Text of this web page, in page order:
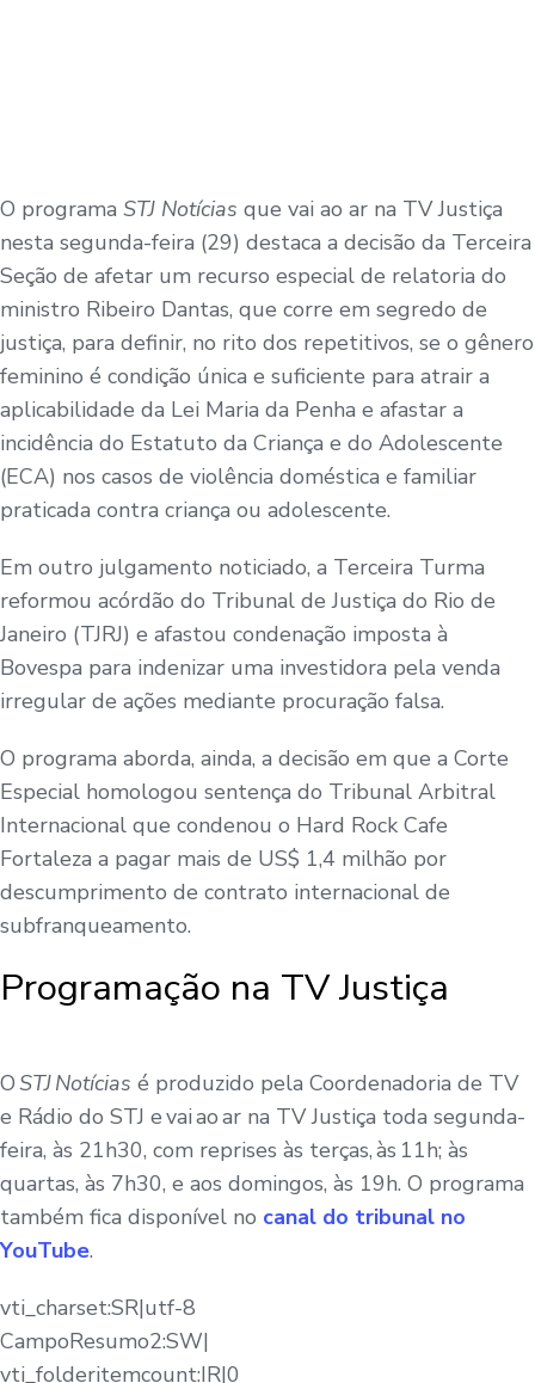
O programa STJ Notícias que vai ao ar na TV Justiça
nesta segunda-feira (29) destaca a decisão da Terceira
Seção de afetar um recurso especial de relatoria do
ministro Ribeiro Dantas, que corre em segredo de
justiça, para definir, no rito dos repetitivos, se o gênero
feminino é condição única e suficiente para atrair a
aplicabilidade da Lei Maria da Penha e afastar a
incidência do Estatuto da Criança e do Adolescente
(ECA) nos casos de violência doméstica e familiar
praticada contra criança ou adolescente.
Em outro julgamento noticiado, a Terceira Turma
reformou acórdão do Tribunal de Justiça do Rio de
Janeiro (TJRJ) e afastou condenação imposta à
Bovespa para indenizar uma investidora pela venda
irregular de ações mediante procuração falsa.
O programa aborda, ainda, a decisão em que a Corte
Especial homologou sentença do Tribunal Arbitral
Internacional que condenou o Hard Rock Cafe
Fortaleza a pagar mais de US$ 1,4 milhão por
descumprimento de contrato internacional de
subfranqueamento.
Programação na TV Justiça
OSTJ Notícias é produzido pela Coordenadoria de TV
e Rádio do STJ e vai ao ar na TV Justiça toda segunda-
feira, às 21h30, com reprises às terças, às 11h; às
quartas, às 7h30, e aos domingos, às 19h. O programa
também fica disponível no canal do tribunal no
YouTube.
vti_charset:SR|utf-8
CampoResumo2:SW|
vti_folderitemcount:IR|0